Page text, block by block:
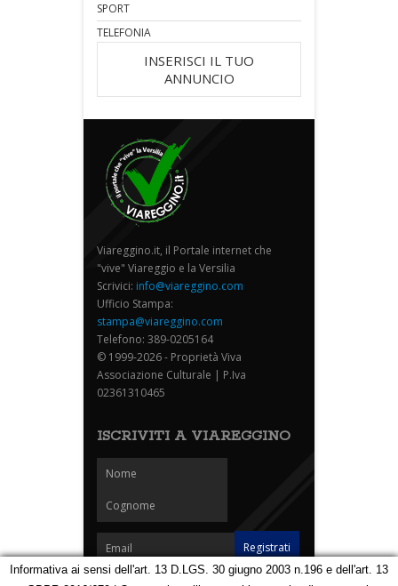
SPORT
TELEFONIA
INSERISCI IL TUO
ANNUNCIO
Viareggino.it, il Portale internet che
"vive" Viareggio e la Versilia
Scrivici: info@viareggino.com
Ufficio Stampa:
stampa@viareggino.com
Telefono: 389-0205164
© 1999-2026 - Proprietà Viva
Associazione Culturale | P.Iva
02361310465
ISCRIVITI A VIAREGGINO
Informativa ai sensi dell'art. 13 D.LGS. 30 giugno 2003 n.196 e dell'art. 13